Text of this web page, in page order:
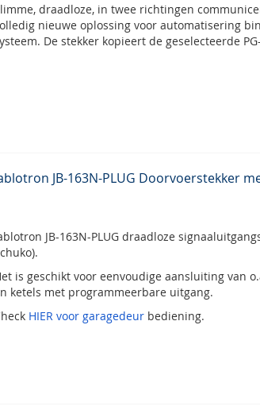
draadloze, in twee richtingen
nieuwe oplossing voor automatisering
De stekker kopieert de geselecteerde
JB-163N-PLUG Doorvoerstekker
JB-163N-PLUG draadloze
is geschikt voor eenvoudige aansluiting van
ketels met programmeerbare uitgang.
HIER voor garagedeurbediening.